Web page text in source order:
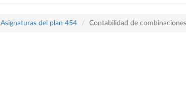
Asignaturas del plan 454 Contabilidad de